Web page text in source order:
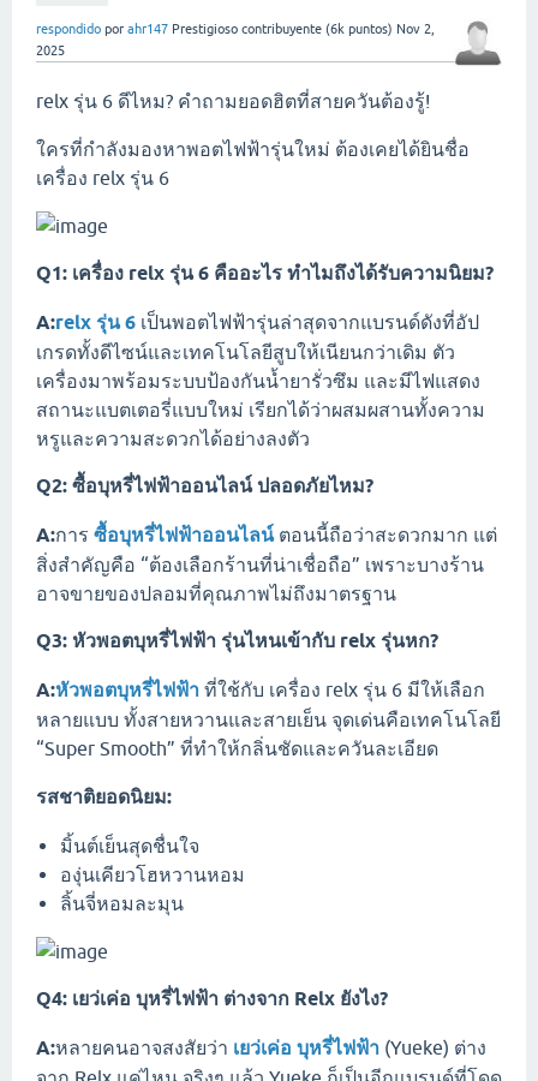
respondido por ahr147 Prestigioso contribuyente (6k puntos) Nov 2,
2025
relx รุ่น 6 ดีไหม? คำถามยอดฮิตที่สายควันต้องรู้!
ใครที่กำลังมองหาพอตไฟฟ้ารุ่นใหม่ ต้องเคยได้ยินชื่อ
เครื่อง relx รุ่น 6
Q1: เครื่อง relx รุ่น 6 คืออะไร ทำไมถึงได้รับความนิยม?
A:relx รุ่น 6 เป็นพอตไฟฟ้ารุ่นล่าสุดจากแบรนด์ดังที่อัป
เกรดทั้งดีไซน์และเทคโนโลยีสูบให้เนียนกว่าเดิม ตัว
เครื่องมาพร้อมระบบป้องกันน้ำยารั่วซึม และมีไฟแสดง
สถานะแบตเตอรี่แบบใหม่ เรียกได้ว่าผสมผสานทั้งความ
หรูและความสะดวกได้อย่างลงตัว
Q2: ซื้อบุหรี่ไฟฟ้าออนไลน์ ปลอดภัยไหม?
A:การ ซื้อบุหรี่ไฟฟ้าออนไลน์ตอนนี้ถือว่าสะดวกมาก แต่
สิ่งสำคัญคือ “ต้องเลือกร้านที่น่าเชื่อถือ” เพราะบางร้าน
อาจขายของปลอมที่คุณภาพไม่ถึงมาตรฐาน
Q3: หัวพอตบุหรี่ไฟฟ้า รุ่นไหนเข้ากับ relx รุ่นหก?
A:หัวพอตบุหรี่ไฟฟ้า ที่ใช้กับ เครื่อง relx รุ่น 6 มีให้เลือก
หลายแบบ ทั้งสายหวานและสายเย็น จุดเด่นคือเทคโนโลยี
“Super Smooth” ที่ทำให้กลิ่นชัดและควันละเอียด
รสชาติยอดนิยม:
มิ้นต์เย็นสุดชื่นใจ
องุ่นเคียวโฮหวานหอม
ลิ้นจี่หอมละมุน
Q4: เยว่เค่อ บุหรี่ไฟฟ้า ต่างจาก Relx ยังไง?
A:หลายคนอาจสงสัยว่า เยว่เค่อ บุหรี่ไฟฟ้า (Yueke) ต่าง